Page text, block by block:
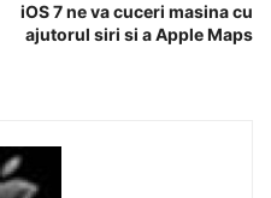
iOS 7 ne va cuceri masina cu
ajutorul siri si a Apple Maps